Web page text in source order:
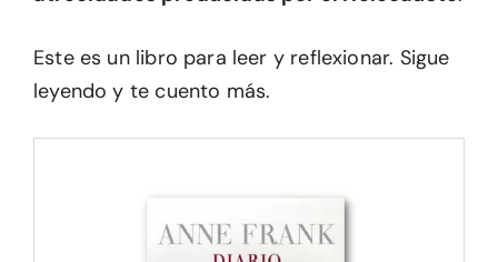
Este es un libro para leer y reflexionar. Sigue
leyendo y te cuento más.